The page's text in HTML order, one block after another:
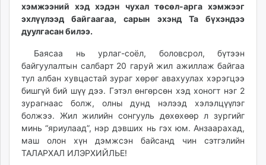
хэмжээний хэд хэдэн чухал төсөл-арга хэмжээг
эхлүүлээд байгаагаа, сарын эхэнд Та бүхэндээ
дуулгасан билээ.
Баясаа нь урлаг-соёл, боловсрол, бүтээн
байгуулалтын салбарт 20 гаруй жил ажиллаж байгаа
тул албан хувцастай зураг хөрөг авахуулах хэрэгцээ
бишгүй бий шүү дээ. Гэтэл өнгөрсөн хэд хоногт нэг 2
зурагнаас болж, олны дунд нэлээд хэлэлцүүлэг
болжээ. Жил жилийн сонгууль дөхөхөөр л зургийг
минь “яриулаад”, нэр дэвших нь гэх юм. Анзаарахад,
маш олон хүн дэмжсэн байсанд чин сэтгэлийн
ТАЛАРХАЛ ИЛЭРХИЙЛЬЕ!